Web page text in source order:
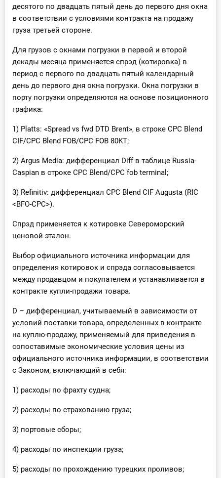
десятого по двадцать пятый день до первого дня окна
в соответствии с условиями контракта на продажу
груза третьей стороне.
Для грузов с окнами погрузки в первой и второй
декады месяца применяется спрэд (котировка) в
период с первого по двадцать пятый календарный
день до первого дня окна погрузки. Окна погрузки в
порту погрузки определяются на основе позиционного
графика:
1) Platts: «Spread vs fwd DTD Brent», в строке CPC Blend
CIF/CPC Blend FOB/CPC FOB 80KT;
2) Argus Media: дифференциал Diff в таблице Russia-
Caspian в строке СРС Blend/СРС fob terminal;
3) Refinitiv: дифференциал CPC Blend CIF Augusta (RIC
<BFO-CPC>).
Спрэд применяется к котировке Североморский
ценовой эталон.
Выбор официального источника информации для
определения котировок и спрэда согласовывается
между продавцом и покупателем и устанавливается в
контракте купли-продажи товара.
D – дифференциал, учитываемый в зависимости от
условий поставки товара, определенных в контракте
на куплю-продажу, применяемый для приведения в
сопоставимые экономические условия цены из
официального источника информации, в соответствии
с Законом, включающий в себя:
1) расходы по фрахту судна;
2) расходы по страхованию груза;
3) портовые сборы;
4) расходы по инспекции груза;
5) расходы по прохождению турецких проливов;